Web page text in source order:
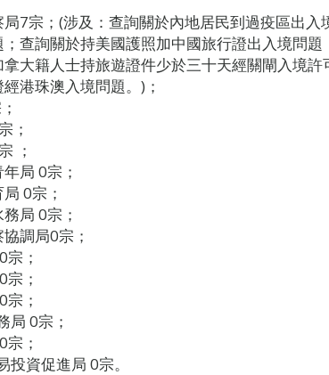
7宗；(涉及：查詢關於內地居民到過疫區出入
；查詢關於持美國護照加中國旅行證出入境問
拿大籍人士持旅遊證件少於三十天經關閘入境
港珠澳入境問題。)；
；
；
局 0宗；
0宗；
局 0宗；
調局0宗；
宗；
宗；
宗；
局 0宗；
宗；
投資促進局 0宗。